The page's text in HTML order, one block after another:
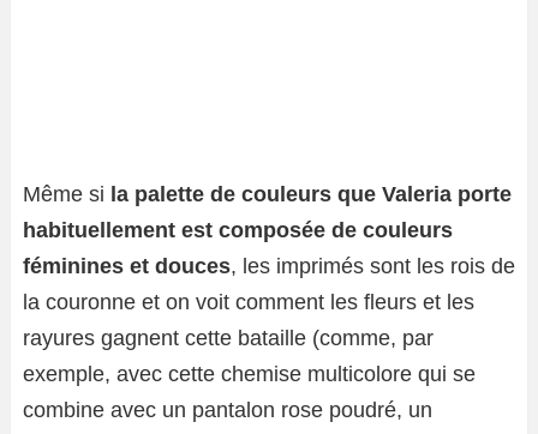
Même si la palette de couleurs que Valeria porte
habituellement est composée de couleurs
féminines et douces, les imprimés sont les rois de
la couronne et on voit comment les fleurs et les
rayures gagnent cette bataille (comme, par
exemple, avec cette chemise multicolore qui se
combine avec un pantalon rose poudré, un